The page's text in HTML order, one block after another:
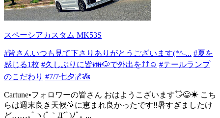
スペーシアカスタム MK53S
#皆さんいつも見て下さりありがとうございます(*^-... #夏を
感じる1枚 #久しぶりに皆👪🐶で外出を⤴⤴☺️ #テールランプ
のこだわり #7/7七夕🌌🎋
Cartune•フォロワーの皆さん おはようこざいます👋😃☀ こち
らは週末良き天候🌞に恵まれ良かったです‼暑すぎましたけ
ど……｡ﾟヽ(ﾟ｀Д´ﾟ)ﾉﾟ｡ ...